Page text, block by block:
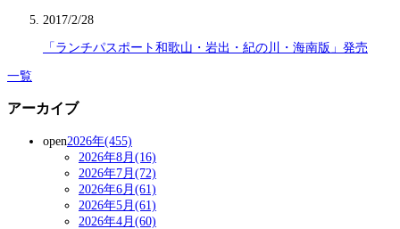
2017/2/28
「ランチパスポート和歌山・岩出・紀の川・海南版」発売
一覧
アーカイブ
open2026年(455)
2026年8月(16)
2026年7月(72)
2026年6月(61)
2026年5月(61)
2026年4月(60)